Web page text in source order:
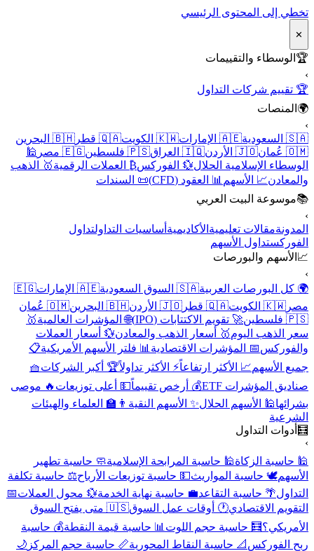
تخطي إلى المحتوى الرئيسي
✕
🏆الوسطاء والتقييمات
🏆 تقييم شركات التداول
🌍المنصات
🇸🇦 السعودية
🇦🇪 الإمارات 🇰🇼 الكويت 🇶🇦 قطر
🇧🇭 البحرين
🇴🇲 عُمان
🇯🇴 الأردن 🇮🇶 العراق 🇵🇸 فلسطين 🇪🇬 مصر
🕌
الوسطاء الإسلامية الحلال 💱 الفوركس ₿ العملات الرقمية🥇 الذهب
والمعادن📈 الأسهم📊 العقود (CFD)
📜 السندات
📚موسوعة البيت العربي
المدونةمقالات تعليميةالأكاديميةأساسيات التداولتداول
الفوركستداول الأسهم
📈الأسهم والبورصات
🌍 كل البورصات العربية🇸🇦 السوق السعودية 🇦🇪 الإمارات
🇪🇬
مصر 🇰🇼 الكويت 🇶🇦 قطر 🇯🇴 الأردن 🇧🇭 البحرين
🇴🇲 عُمان
🇵🇸 فلسطين
🚀 تقويم الاكتتابات (IPO) 🌐 المؤشرات العالمية🥇
سعر الذهب اليوم🥇 أسعار الذهب والمعادن💱 أسعار العملات
والفوركس 📅 المؤشرات الاقتصادية📊 فلتر الأسهم الأمريكية📋
جميع الأسهم📈 الأكثر ارتفاعاً⚡ الأكثر تداولاً🏆 أكبر الشركات🧺
صناديق المؤشرات ETF
💰 أرخص تقييماً💵 أعلى توزيعات🔥 موصى
بشرائها🕌 الأسهم الحلال ✨ الأسهم النقية👨‍🏫 العلماء والهيئات
الشرعية
🧮أدوات التداول
🕌 حاسبة الزكاة🕌 حاسبة المرابحة الإسلامية🧼 حاسبة تطهير
الأسهم🕊️ حاسبة المواريث💵 حاسبة توزيعات الأرباح⚖️ حاسبة تكلفة
التداول 🌴 حاسبة التقاعد💼 حاسبة نهاية الخدمة💱 محول العملات📅
التقويم الاقتصادي🕐 أوقات عمل السوق
🇺🇸 متى يفتح السوق
الأمريكي؟🧮 حاسبة حجم اللوت📊 حاسبة قيمة النقطة💰 حاسبة
ربح الفوركس 📐 حاسبة النقاط المحورية📏 حاسبة حجم المركز 🌙